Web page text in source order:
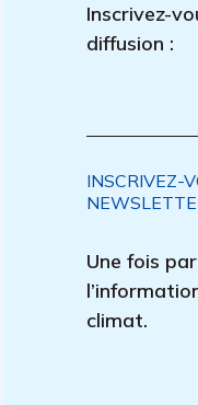
Inscrivez-
diffusion :
INSCRIVEZ-
Une fois
climat.